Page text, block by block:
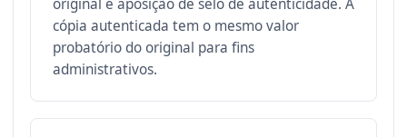
cópia autenticada tem o mesmo valor
probatório do original para fins
administrativos.